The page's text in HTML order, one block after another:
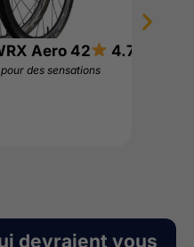
Aero 42 4.7/5
des sensations
devraient vous